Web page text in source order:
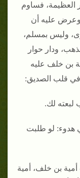
العظيمة، فساوم
وعرض عليه أن
وليس بمسلم،
ودار حوار
بن خلف عليه
في قلب الصديق:
لك.
هدوء: لو طلبت
بن خلف، أمية